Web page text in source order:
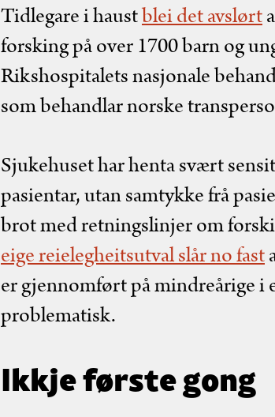
Tidlegare i haustblei det avslørt
forsking på over 1700 barn og
Rikshospitalets nasjonale
som behandlar norske
Sjukehuset har henta svært
pasientar, utan samtykke frå
brot med retningslinjer om
eige reielegheitsutval slår no fast
er gjennomført på mindreårige i
problematisk.
Ikkje første gong